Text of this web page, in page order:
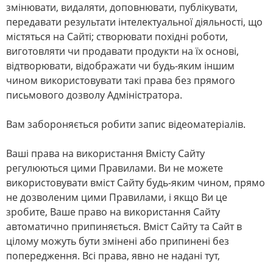
змінювати, видаляти, доповнювати, публікувати,
передавати результати інтелектуальної діяльності, що
містяться на Сайті; створювати похідні роботи,
виготовляти чи продавати продукти на їх основі,
відтворювати, відображати чи будь-яким іншим
чином використовувати такі права без прямого
письмового дозволу Адміністратора.
Вам забороняється робити запис відеоматеріалів.
Ваші права на використання Вмісту Сайту
регулюються цими Правилами. Ви не можете
використовувати вміст Сайту будь-яким чином, прямо
не дозволеним цими Правилами, і якщо Ви це
зробите, Ваше право на використання Сайту
автоматично припиняється. Вміст Сайту та Сайт в
цілому можуть бути змінені або припинені без
попередження. Всі права, явно не надані тут,